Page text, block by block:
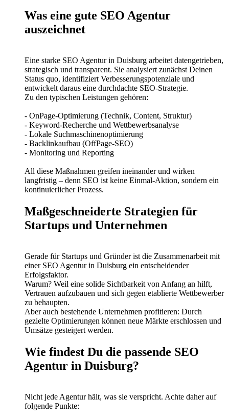
Was eine gute SEO Agentur
auszeichnet
Eine starke SEO Agentur in Duisburg arbeitet datengetrieben,
strategisch und transparent. Sie analysiert zunächst Deinen
Status quo, identifiziert Verbesserungspotenziale und
entwickelt daraus eine durchdachte SEO-Strategie.
Zu den typischen Leistungen gehören:
- OnPage-Optimierung (Technik, Content, Struktur)
- Keyword-Recherche und Wettbewerbsanalyse
- Lokale Suchmaschinenoptimierung
- Backlinkaufbau (OffPage-SEO)
- Monitoring und Reporting
All diese Maßnahmen greifen ineinander und wirken
langfristig – denn SEO ist keine Einmal-Aktion, sondern ein
kontinuierlicher Prozess.
Maßgeschneiderte Strategien für
Startups und Unternehmen
Gerade für Startups und Gründer ist die Zusammenarbeit mit
einer SEO Agentur in Duisburg ein entscheidender
Erfolgsfaktor.
Warum? Weil eine solide Sichtbarkeit von Anfang an hilft,
Vertrauen aufzubauen und sich gegen etablierte Wettbewerber
zu behaupten.
Aber auch bestehende Unternehmen profitieren: Durch
gezielte Optimierungen können neue Märkte erschlossen und
Umsätze gesteigert werden.
Wie findest Du die passende SEO
Agentur in Duisburg?
Nicht jede Agentur hält, was sie verspricht. Achte daher auf
folgende Punkte: